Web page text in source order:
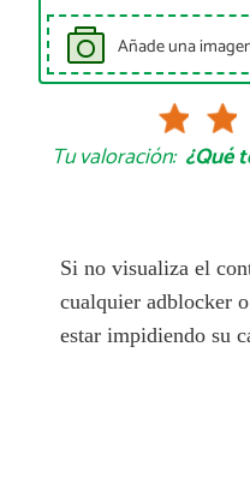
Añade una
Tu valoración: ¿Qué
Si no visualiza el
cualquier adblocker
estar impidiendo su